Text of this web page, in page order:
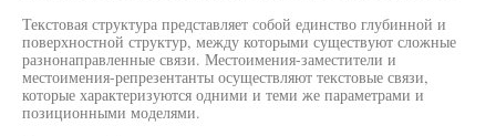
Текстовая структура представляет собой единство глубинной и
поверхностной структур, между которыми существуют сложные
разнонаправленные связи. Местоимения-заместители и
местоимения-репрезентанты осуществляют текстовые связи,
которые характеризуются одними и теми же параметрами и
позиционными моделями.